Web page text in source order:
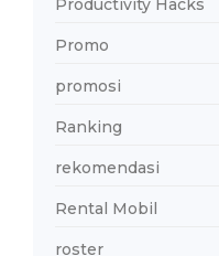
Productivity Hacks
Promo
promosi
Ranking
rekomendasi
Rental Mobil
roster